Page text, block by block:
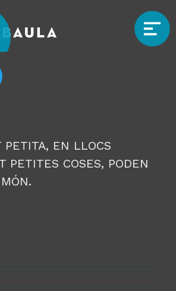
PETITA, EN LLOCS
PETITES COSES, PODEN